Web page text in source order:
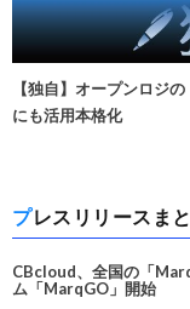
【独自】オープンロジ
にも活用本格化
プレスリリースま
CBcloud、全国の「
ム「MarqGO」開始